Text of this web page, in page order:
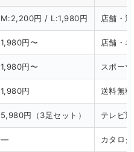
M:2,200円 / L:1,980円 店舗・
1,980円〜 店舗・
1,980円〜 スポー
1,980円 送料無
5,980円（3足セット） テレビ
— カタロ